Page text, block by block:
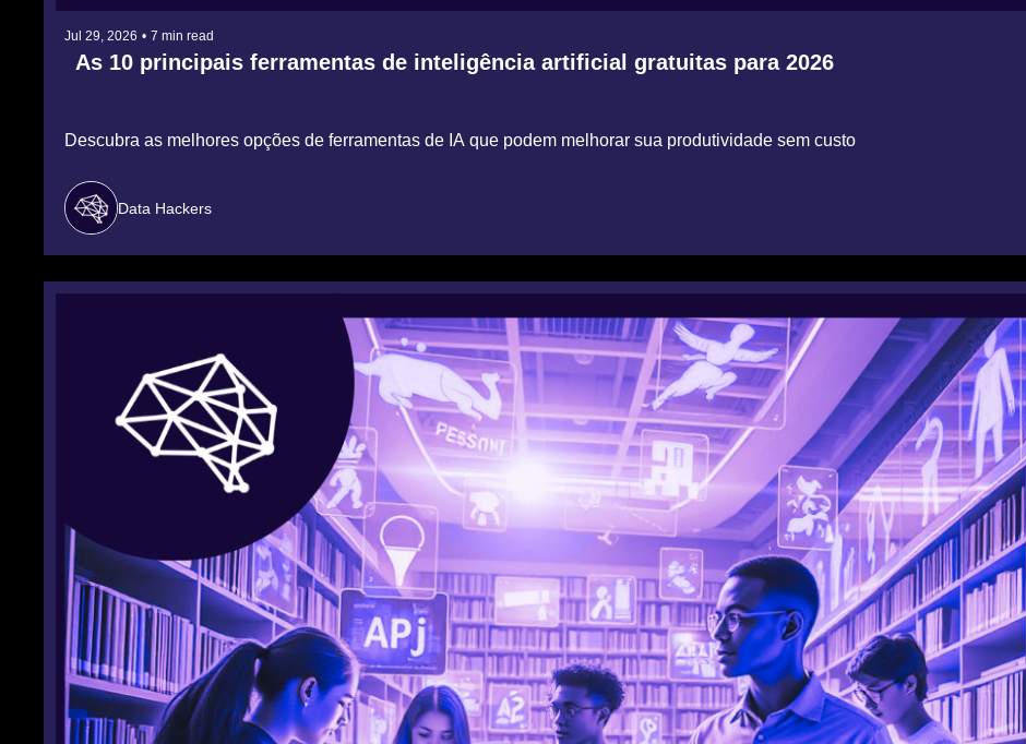
Jul 29, 2026 • 7 min read
As 10 principais ferramentas de inteligência artificial gratuitas para 2026
Descubra as melhores opções de ferramentas de IA que podem melhorar sua produtividade sem custo
Data Hackers